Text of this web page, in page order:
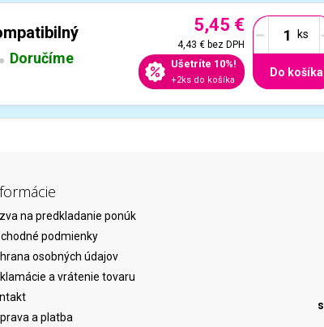
Doručíme
5,45 €
4,43 €bez DPH
Ušetríte 10%!
+2ks do košíka
-
Do košíka
na predkladanie ponúk
podmienky
osobných údajov
a vrátenie tovaru
a platba